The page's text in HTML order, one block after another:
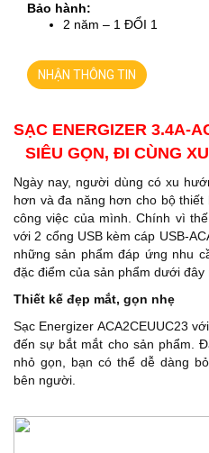
Bảo hành:
2 năm – 1 ĐỔI 1
NHẬN THÔNG TIN
SẠC ENERGIZER 3.4A-
SIÊU GỌN, ĐI CÙNG
Ngày nay, người dùng có xu
hơn và đa năng hơn cho bộ
công việc của mình. Chính vì
với 2 cổng USB kèm cáp USB-
những sản phẩm đáp ứng nhu
đặc điểm của sản phẩm dưới đây
Thiết kế đẹp mắt, gọn nhẹ
Sạc Energizer ACA2CEUUC23
đến sự bắt mắt cho sản phẩm.
nhỏ gọn, bạn có thể dễ dàng
bên người.